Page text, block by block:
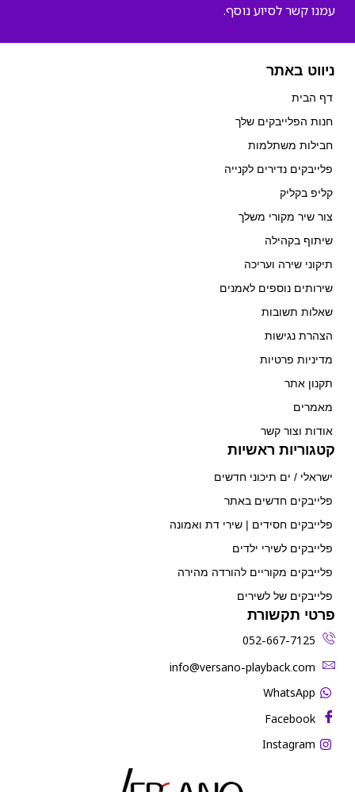
עמנו קשר לסיוע נוסף.
ניווט באתר
דף הבית
חנות הפלייבקים שלך
חבילות משתלמות
פלייבקים נדירים לקנייה
קליפ בקליק
צור שיר מקורי משלך
שיתוף בקהילה
תיקוני שירה ועריכה
שירותים נוספים לאמנים
שאלות תשובות
הצהרת נגישות
מדיניות פרטיות
תקנון אתר
מאמרים
אודות וצור קשר
קטגוריות ראשיות
ישראלי / ים תיכוני חדשים
פלייבקים חדשים באתר
פלייבקים חסידים | שירי דת ואמונה
פלייבקים לשירי ילדים
פלייבקים מקוריים להורדה מהירה
פלייבקים של לשירים
פרטי תקשורת
052-667-7125
‫info@versano-playback.com‬
WhatsApp
Facebook
Instagram